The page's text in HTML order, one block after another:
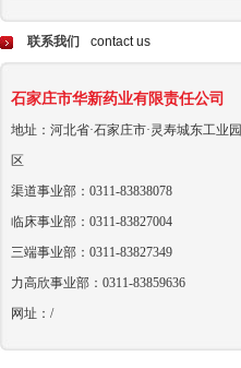
联系我们 contact us
石家庄市华新药业有限责任公司
地址：河北省·石家庄市·灵寿城东工业园
区
渠道事业部：0311-83838078
临床事业部：0311-83827004
三端事业部：0311-83827349
力高欣事业部：0311-83859636
网址：/